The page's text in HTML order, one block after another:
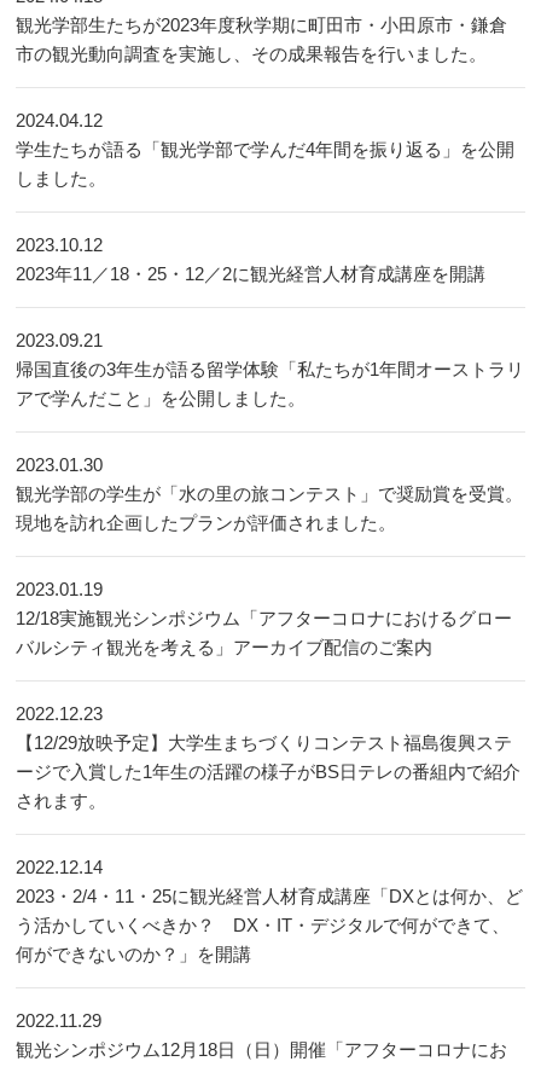
観光学部生たちが2023年度秋学期に町田市・小田原市・鎌倉
市の観光動向調査を実施し、その成果報告を行いました。
2024.04.12
学生たちが語る「観光学部で学んだ4年間を振り返る」を公開
しました。
2023.10.12
2023年11／18・25・12／2に観光経営人材育成講座を開講
2023.09.21
帰国直後の3年生が語る留学体験「私たちが1年間オーストラリ
アで学んだこと」を公開しました。
2023.01.30
観光学部の学生が「水の里の旅コンテスト」で奨励賞を受賞。
現地を訪れ企画したプランが評価されました。
2023.01.19
12/18実施観光シンポジウム「アフターコロナにおけるグロー
バルシティ観光を考える」アーカイブ配信のご案内
2022.12.23
【12/29放映予定】大学生まちづくりコンテスト福島復興ステ
ージで入賞した1年生の活躍の様子がBS日テレの番組内で紹介
されます。
2022.12.14
2023・2/4・11・25に観光経営人材育成講座「DXとは何か、ど
う活かしていくべきか？ DX・IT・デジタルで何ができて、
何ができないのか？」を開講
2022.11.29
観光シンポジウム12月18日（日）開催「アフターコロナにお